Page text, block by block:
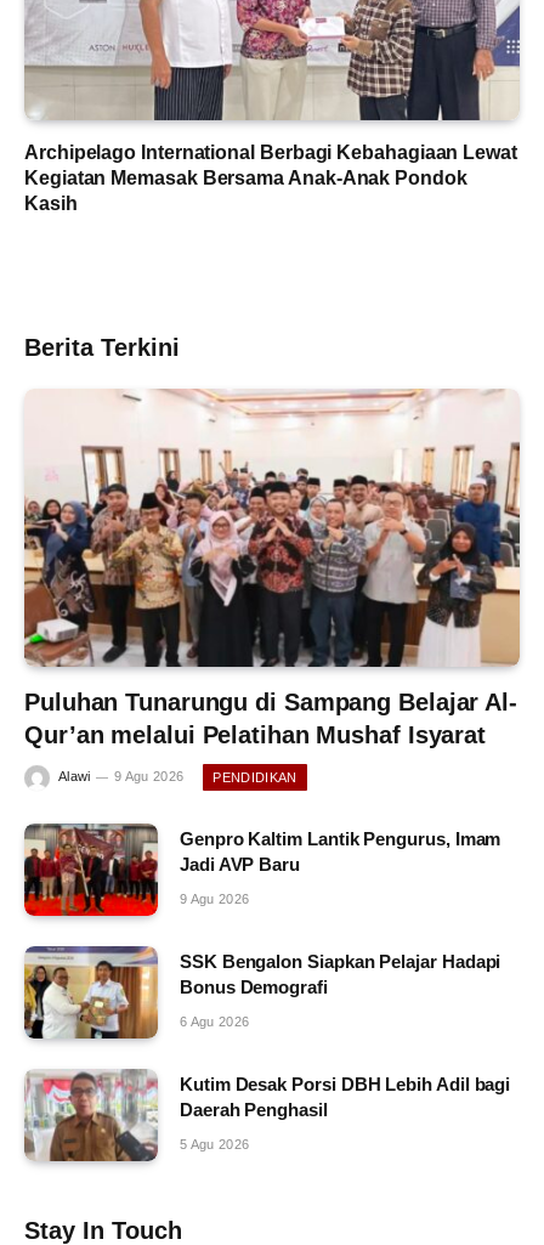
Archipelago International Berbagi Kebahagiaan Lewat
Kegiatan Memasak Bersama Anak-Anak Pondok
Kasih
Berita Terkini
Puluhan Tunarungu di Sampang Belajar Al-
Qur’an melalui Pelatihan Mushaf Isyarat
Alawi 9 Agu 2026 PENDIDIKAN
Genpro Kaltim Lantik Pengurus, Imam
Jadi AVP Baru
9 Agu 2026
SSK Bengalon Siapkan Pelajar Hadapi
Bonus Demografi
6 Agu 2026
Kutim Desak Porsi DBH Lebih Adil bagi
Daerah Penghasil
5 Agu 2026
Stay In Touch